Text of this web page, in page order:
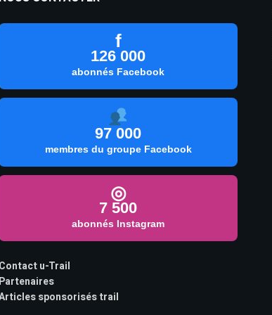
f
126 000
abonnés Facebook
97 000
membres du groupe Facebook
◎
7 500
abonnés Instagram
Contact u-Trail
Partenaires
sponsorisés trail